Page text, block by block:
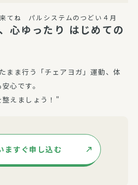
てね パルシステムのつどい４月
心ゆったり はじめての
まま行う「チェアヨガ」運動、体
心です。
整えましょう！"
ますぐ申し込む